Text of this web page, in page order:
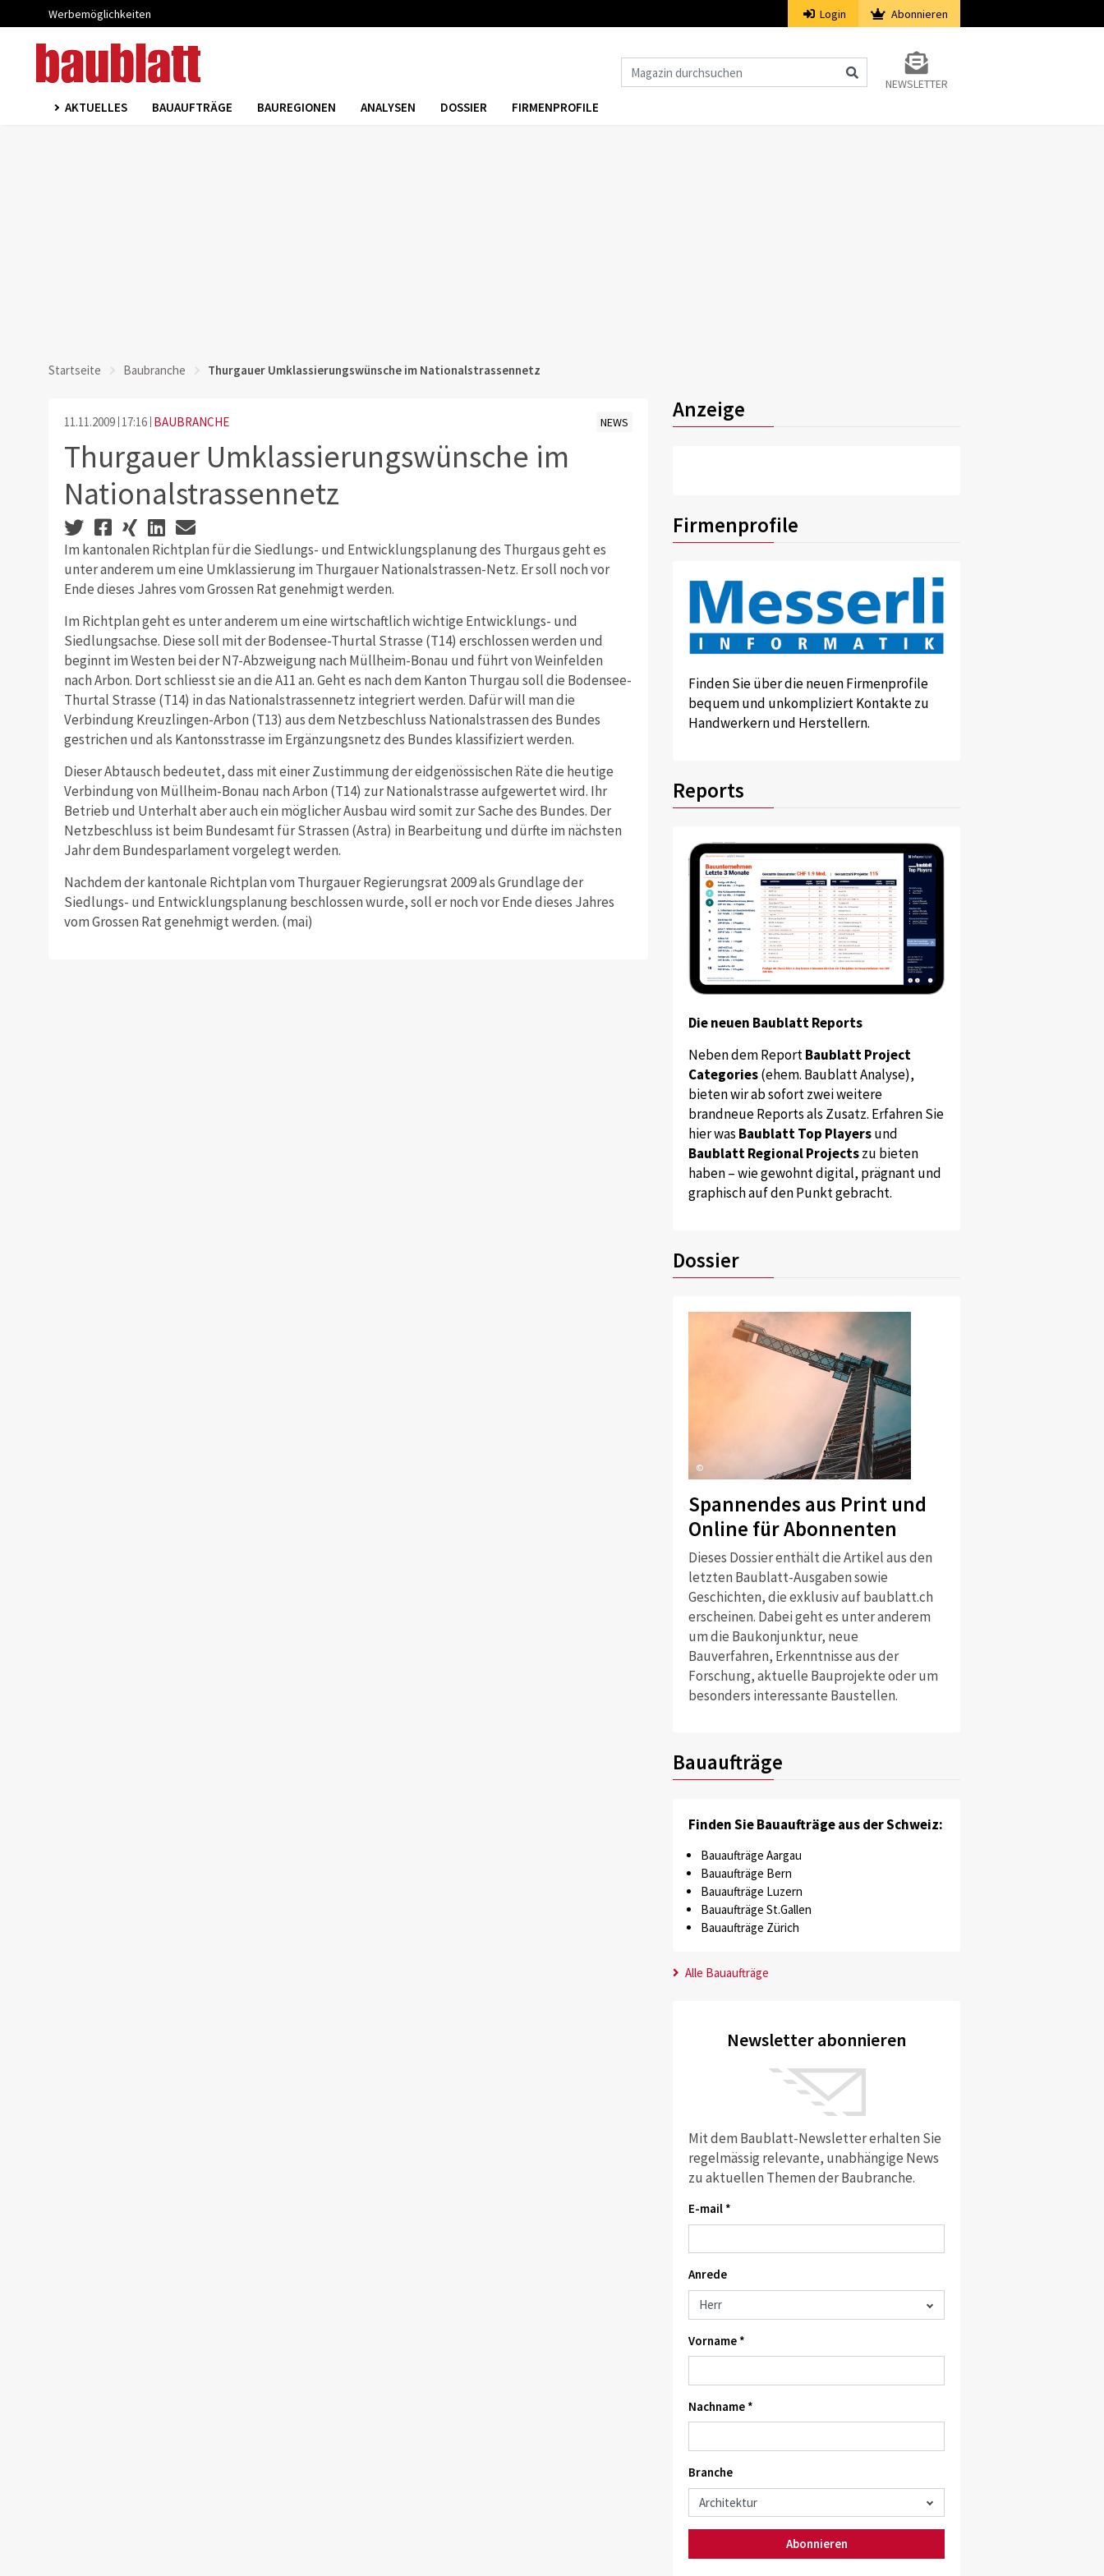
Werbemöglichkeiten Login Abonnieren
NEWSLETTER
AKTUELLES BAUAUFTRÄGE BAUREGIONEN ANALYSEN DOSSIER FIRMENPROFILE
Startseite Baubranche Thurgauer Umklassierungswünsche im Nationalstrassennetz
11.11.2009 17:16 BAUBRANCHE NEWS
Thurgauer Umklassierungswünsche im
Nationalstrassennetz
Im kantonalen Richtplan für die Siedlungs- und Entwicklungsplanung des Thurgaus geht es
unter anderem um eine Umklassierung im Thurgauer Nationalstrassen-Netz. Er soll noch vor
Ende dieses Jahres vom Grossen Rat genehmigt werden.
Im Richtplan geht es unter anderem um eine wirtschaftlich wichtige Entwicklungs- und
Siedlungsachse. Diese soll mit der Bodensee-Thurtal Strasse (T14) erschlossen werden und
beginnt im Westen bei der N7-Abzweigung nach Müllheim-Bonau und führt von Weinfelden
nach Arbon. Dort schliesst sie an die A11 an. Geht es nach dem Kanton Thurgau soll die Bodensee-
Thurtal Strasse (T14) in das Nationalstrassennetz integriert werden. Dafür will man die
Verbindung Kreuzlingen-Arbon (T13) aus dem Netzbeschluss Nationalstrassen des Bundes
gestrichen und als Kantonsstrasse im Ergänzungsnetz des Bundes klassifiziert werden.
Dieser Abtausch bedeutet, dass mit einer Zustimmung der eidgenössischen Räte die heutige
Verbindung von Müllheim-Bonau nach Arbon (T14) zur Nationalstrasse aufgewertet wird. Ihr
Betrieb und Unterhalt aber auch ein möglicher Ausbau wird somit zur Sache des Bundes. Der
Netzbeschluss ist beim Bundesamt für Strassen (Astra) in Bearbeitung und dürfte im nächsten
Jahr dem Bundesparlament vorgelegt werden.
Nachdem der kantonale Richtplan vom Thurgauer Regierungsrat 2009 als Grundlage der
Siedlungs- und Entwicklungsplanung beschlossen wurde, soll er noch vor Ende dieses Jahres
vom Grossen Rat genehmigt werden. (mai)
Anzeige
Firmenprofile
Finden Sie über die neuen Firmenprofile
bequem und unkompliziert Kontakte zu
Handwerkern und Herstellern.
Reports
Die neuen Baublatt Reports
Neben dem ReportBaublatt Project
Categories(ehem. Baublatt Analyse),
bieten wir ab sofort zwei weitere
brandneue Reports als Zusatz. Erfahren Sie
hier was Baublatt Top Playersund
Baublatt Regional Projectszu bieten
haben – wie gewohnt digital, prägnant und
graphisch auf den Punkt gebracht.
Dossier
©
Spannendes aus Print und
Online für Abonnenten
Dieses Dossier enthält die Artikel aus den
letzten Baublatt-Ausgaben sowie
Geschichten, die exklusiv auf baublatt.ch
erscheinen. Dabei geht es unter anderem
um die Baukonjunktur, neue
Bauverfahren, Erkenntnisse aus der
Forschung, aktuelle Bauprojekte oder um
besonders interessante Baustellen.
Bauaufträge
Finden Sie Bauaufträge aus der Schweiz:
Bauaufträge Aargau
Bauaufträge Bern
Bauaufträge Luzern
Bauaufträge St.Gallen
Bauaufträge Zürich
Alle Bauaufträge
Newsletter abonnieren
Mit dem Baublatt-Newsletter erhalten Sie
regelmässig relevante, unabhängige News
zu aktuellen Themen der Baubranche.
E-mail *
Anrede
Vorname *
Nachname *
Branche
Abonnieren